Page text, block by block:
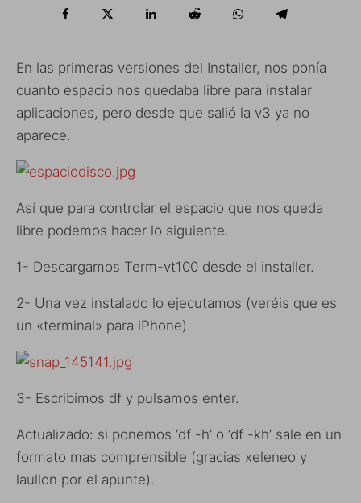
En las primeras versiones del Installer, nos ponía
cuanto espacio nos quedaba libre para instalar
aplicaciones, pero desde que salió la v3 ya no
aparece.
Así que para controlar el espacio que nos queda
libre podemos hacer lo siguiente.
1- Descargamos Term-vt100 desde el installer.
2- Una vez instalado lo ejecutamos (veréis que es
un «terminal» para iPhone).
3- Escribimos df y pulsamos enter.
Actualizado: si ponemos ‘df -h’ o ‘df -kh’ sale en un
formato mas comprensible (gracias xeleneo y
laullon por el apunte).